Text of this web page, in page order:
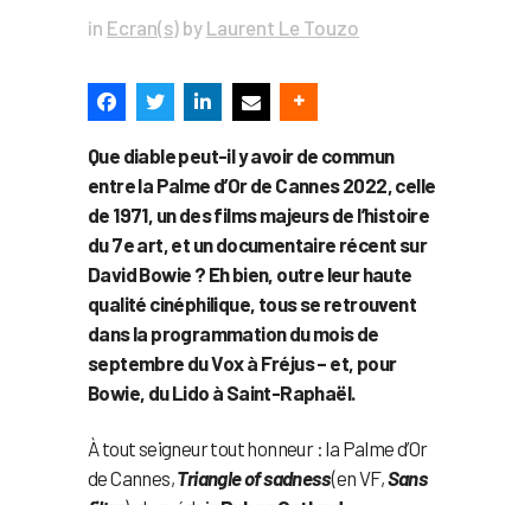
in Ecran(s) by Laurent Le Touzo
Que diable peut-il y avoir de commun
entre la Palme d’Or de Cannes 2022, celle
de 1971, un des films majeurs de l’histoire
du 7e art, et un documentaire récent sur
David Bowie ? Eh bien, outre leur haute
qualité cinéphilique, tous se retrouvent
dans la programmation du mois de
septembre du Vox à Fréjus – et, pour
Bowie, du Lido à Saint-Raphaël.
À tout seigneur tout honneur : la Palme d’Or
de Cannes,Triangle of sadness(en VF,Sans